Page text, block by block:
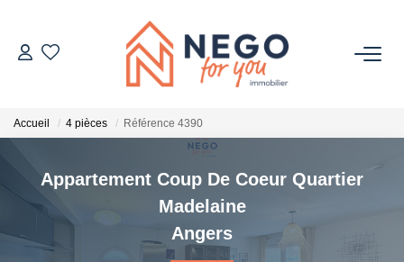
ACHETER
ESTIMER
OFF MARKET
IMMOBILIER PRO
Accueil 4 pièces Référence 4390
Appartement Coup De Coeur Quartier
Madelaine
Angers